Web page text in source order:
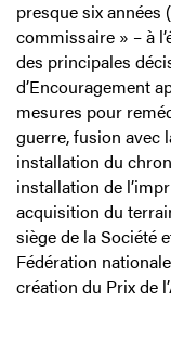
presque six années
commissaire » – à
des principales
d’Encouragement
mesures pour
guerre, fusion avec
installation du
installation de
acquisition du
siège de la Société
Fédération
création du Prix de